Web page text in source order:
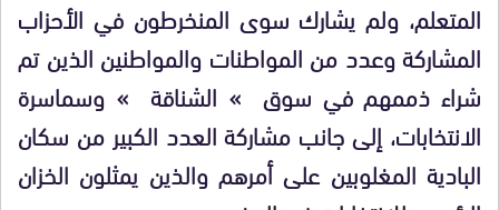
المتعلم، ولم يشارك سوى المنخرطون في الأحزاب
المشاركة وعدد من المواطنات والمواطنين الذين تم
شراء ذممهم في سوق » الشناقة » وسماسرة
الانتخابات، إلى جانب مشاركة العدد الكبير من سكان
البادية المغلوبين على أمرهم والذين يمثلون الخزان